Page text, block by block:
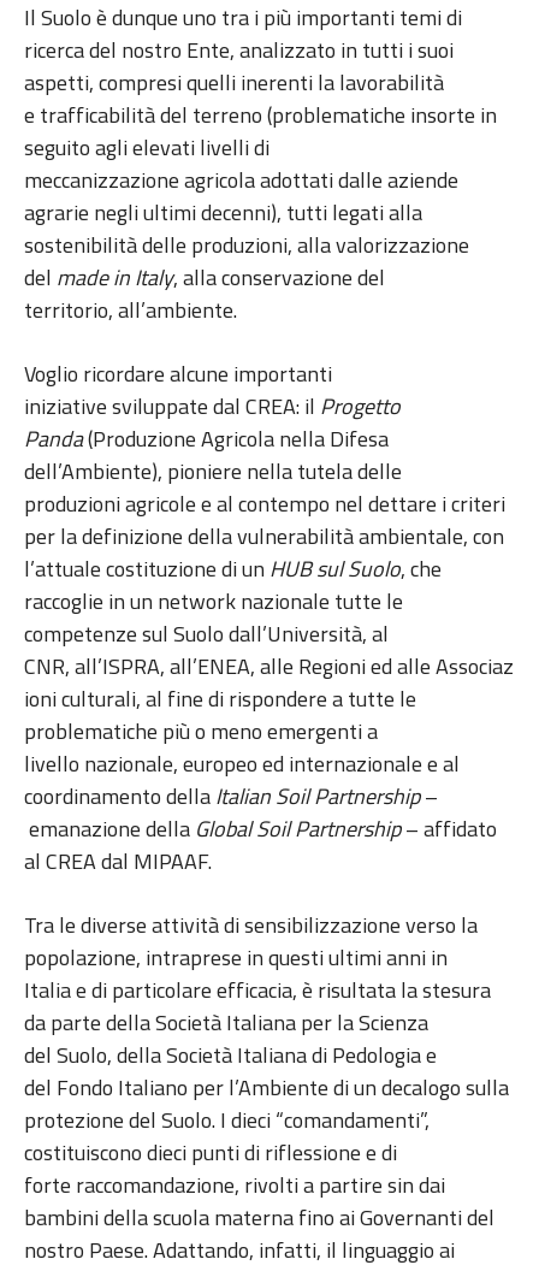
Il Suolo è dunque uno tra i più importanti temi di
ricerca del nostro Ente, analizzato in tutti i suoi
aspetti, compresi quelli inerenti la lavorabilità
e trafficabilità del terreno (problematiche insorte in
seguito agli elevati livelli di
meccanizzazione agricola adottati dalle aziende
agrarie negli ultimi decenni), tutti legati alla
sostenibilità delle produzioni, alla valorizzazione
del made in Italy, alla conservazione del
territorio, all’ambiente.
Voglio ricordare alcune importanti
iniziative sviluppate dal CREA: il Progetto
Panda(Produzione Agricola nella Difesa
dell’Ambiente), pioniere nella tutela delle
produzioni agricole e al contempo nel dettare i criteri
per la definizione della vulnerabilità ambientale, con
l’attuale costituzione di un HUB sul Suolo, che
raccoglie in un network nazionale tutte le
competenze sul Suolo dall’Università, al
CNR, all’ISPRA, all’ENEA, alle Regioni ed alle Associaz
ioni culturali, al fine di rispondere a tutte le
problematiche più o meno emergenti a
livello nazionale, europeo ed internazionale e al
coordinamento dellaItalian Soil Partnership–
emanazione della Global Soil Partnership– affidato
al CREA dal MIPAAF.
Tra le diverse attività di sensibilizzazione verso la
popolazione, intraprese in questi ultimi anni in
Italia e di particolare efficacia, è risultata la stesura
da parte della Società Italiana per la Scienza
del Suolo, della Società Italiana di Pedologia e
del Fondo Italiano per l’Ambiente di un decalogo sulla
protezione del Suolo. I dieci “comandamenti”,
costituiscono dieci punti di riflessione e di
forte raccomandazione, rivolti a partire sin dai
bambini della scuola materna fino ai Governanti del
nostro Paese. Adattando, infatti, il linguaggio ai